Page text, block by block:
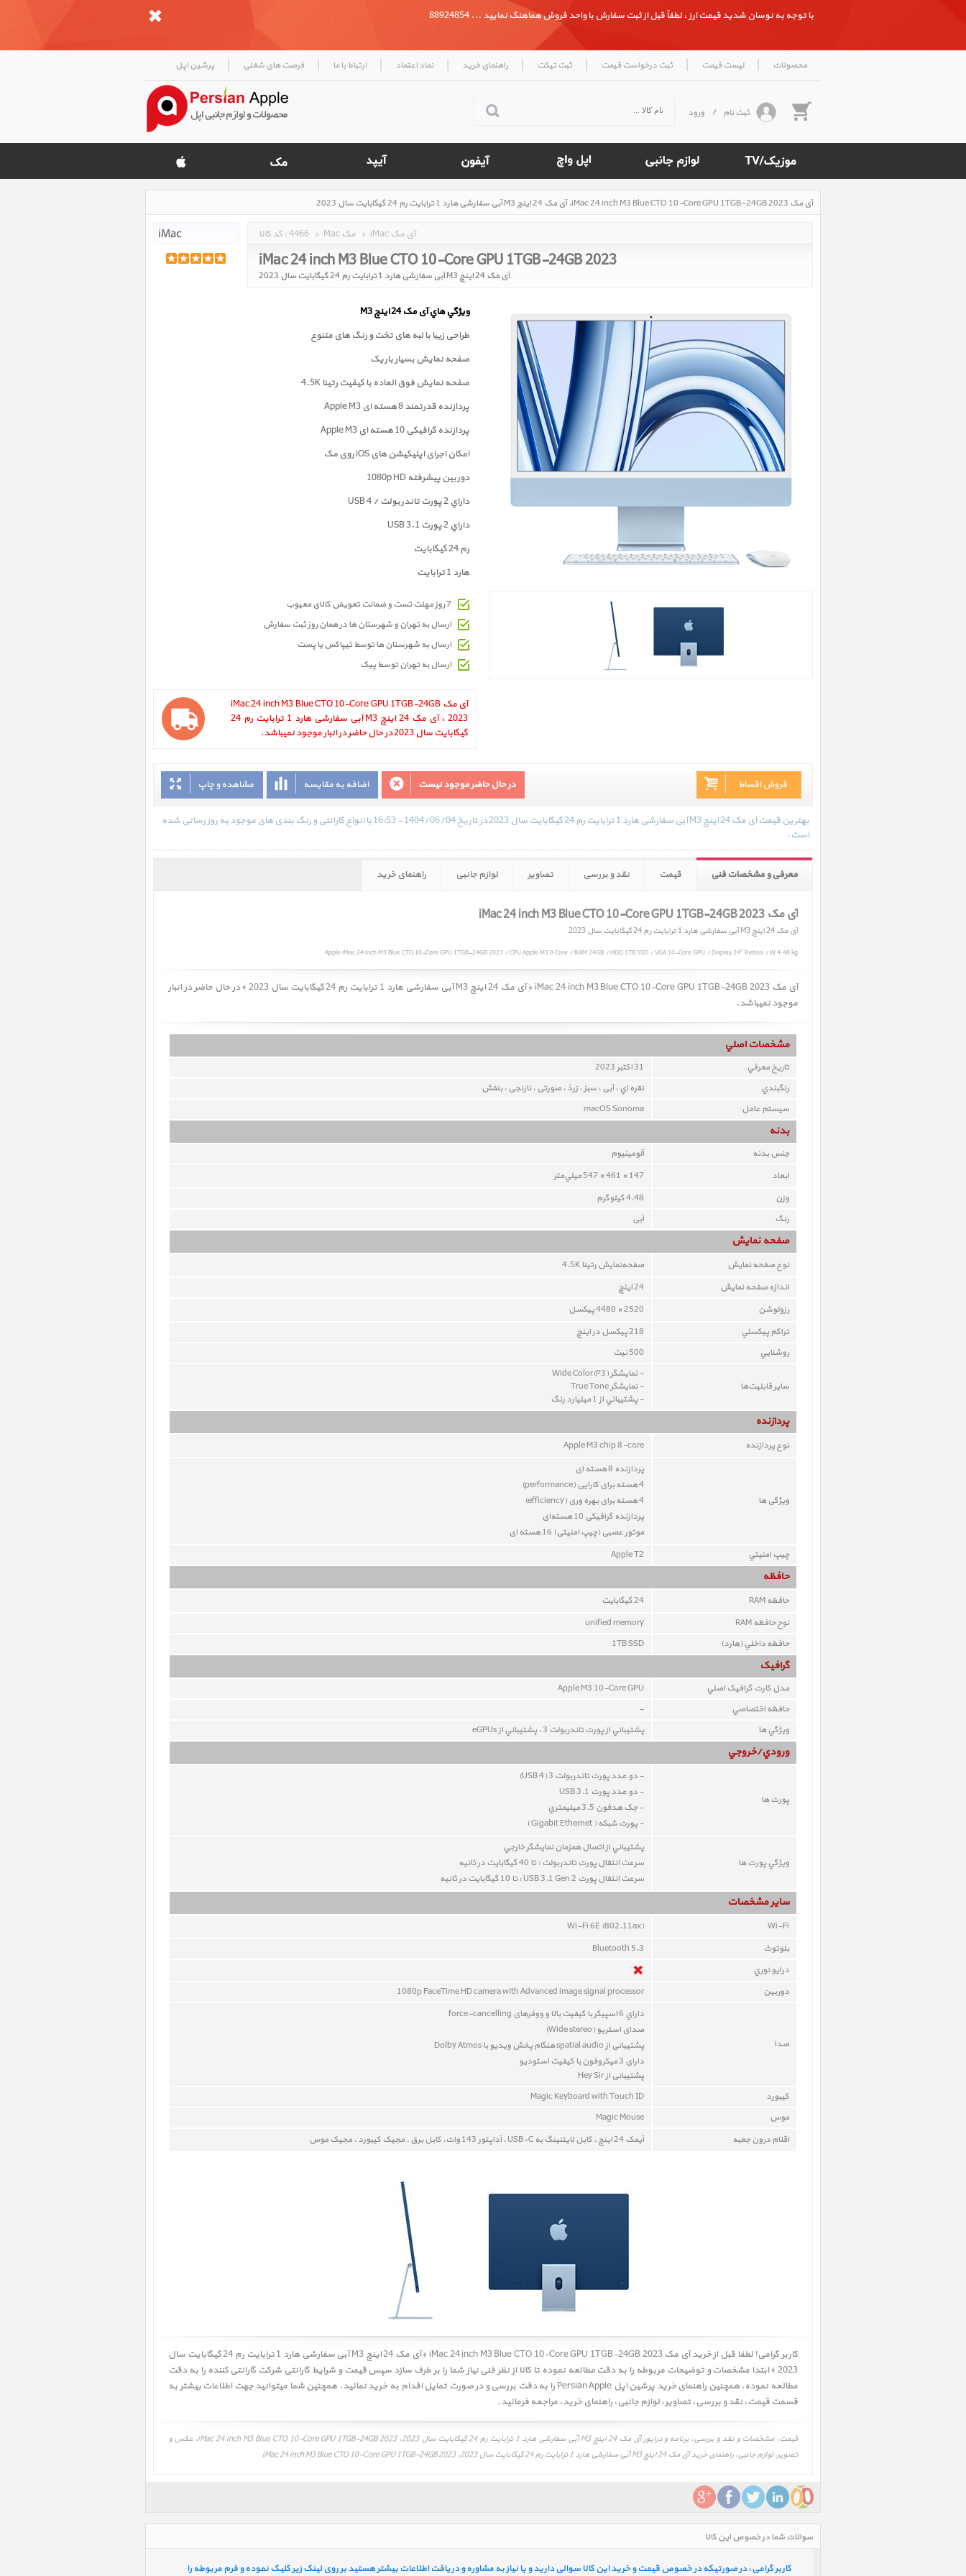
با توجه به نوسان شدید قیمت ارز ، لطفاً قبل از ثبت سفارش با واحد فروش هماهنگ نمایید ... 88924854
محصولات | لیست قیمت | ثبت درخواست قیمت | ثبت تیکت | راهنمای خرید | نماد اعتماد | ارتباط با ما | فرصت های شغلی | پرشین اپل
ثبت نام / ورود
آی مک iMac 24 inch M3 Blue CTO 10-Core GPU 1TGB-24GB 2023، آی مک 24 اینچ M3 آبی سفارشی هارد 1 ترابایت رم 24 گیگابایت سال 2023
Rated
کد کالا :4466 » Mac مک » iMac آی مک
iMac 24 inch M3 Blue CTO 10-Core GPU 1TGB-24GB 2023
آی مک 24 اینچ M3 آبی سفارشی هارد 1 ترابایت رم 24 گیگابایت سال 2023
ويژگي هاي آی مک 24 اينچ M3
طراحی زیبا با لبه های تخت و رنگ های متنوع
صفحه نمایش بسیار باریک
صفحه نمايش فوق العاده با کيفيت رتينا 4.5K
پردازنده قدرتمند 8 هسته ای Apple M3
پردازنده گرافیکی 10 هسته ای Apple M3
امکان اجرای اپلیکیشن های iOS روی مک
دوربین پیشرفته 1080p HD
داراي 2 پورت تاندربولت / USB 4
داراي 2 پورت USB 3.1
رم 24 گیگابایت
هارد 1 ترابایت
7 روز مهلت تست و ضمانت تعویض کالای معیوب
ارسال به تهران و شهرستان ها در همان روز ثبت سفارش
ارسال به شهرستان ها توسط تیپاکس یا پست
ارسال به تهران توسط پیک
آی مک iMac 24 inch M3 Blue CTO 10-Core GPU 1TGB-24GB
2023 ، آی مک 24 اینچ M3 آبی سفارشی هارد 1 ترابایت رم 24
گیگابایت سال 2023 در حال حاضر در انبار موجود نمیباشد.
مشاهده و چاپ اضافه به مقایسه در حال حاضر موجود نیست فروش اقساط
بهترین قیمت آی مک 24 اینچ M3 آبی سفارشی هارد 1 ترابایت رم 24 گیگابایت سال 2023 در تاریخ 1404/06/04 - 16:53 با انواع گارانتی و رنگ بندی های موجود به روز رسانی شده
است.
معرفی و مشخصات فنی قیمت نقد و بررسی تصاویر لوازم جانبی راهنمای خرید
آی مک iMac 24 inch M3 Blue CTO 10-Core GPU 1TGB-24GB 2023
آی مک 24 اینچ M3 آبی سفارشی هارد 1 ترابایت رم 24 گیگابایت سال 2023
Apple iMac 24 inch M3 Blue CTO 10-Core GPU 1TGB-24GB 2023 / CPU Apple M3 8 Core / RAM 24GB / HDD 1TB SSD / VGA 10-Core GPU / Display 24" Retina / W 4.48 kg
آی مک iMac 24 inch M3 Blue CTO 10-Core GPU 1TGB-24GB 2023 ﴿ آی مک 24 اینچ M3 آبی سفارشی هارد 1 ترابایت رم 24 گیگابایت سال 2023 ﴾ در حال حاضر در انبار
موجود نمیباشد.
مشخصات اصلي
تاريخ معرفي
31 اکتبر 2023
رنگبندي
نقره اي ، آبی ، سبز ، زرذ ، صورتی ، نارنجی ، بنفش
سيستم عامل
macOS Sonoma
بدنه
جنس بدنه
آلومينيوم
ابعاد
147 × 461 × 547 ميلي‌متر
وزن
4.48 کيلوگرم
رنگ
آبی
صفحه نمايش
نوع صفحه نمايش
صفحه‌نمايش رتينا 4.5K
اندازه صفحه نمايش
24 اينچ
رزولوشن
2520 × 4480 پيکسل
تراکم پيکسلي
218 پیکسل در اینچ
روشنايي
500 نيت
ساير قابليت‌ها
- نمايشگر Wide Color(P3)
- نمايشگر True Tone
- پشتيباني از 1 میلیارد رنگ
پردازنده
نوع پردازنده Apple M3 chip8-core
ویژگی ها
پردازنده 8 هسته ای
4 هسته برای کارایی (performance)
4 هسته برای بهره وری (
efficiency
)
پردازنده گرافیکی 10هسته‌ای
موتور عصبی (چیپ امنیتی) 16 هسته ای
چيپ امنيتي
Apple T2
حافظه
حافظه RAM 24گيگابايت
نوح حافظه RAM
unified memory
حافظه داخلي (هارد)
1TB SSD
گرافيک
مدل کارت گرافيک اصلي
Apple M3 10-Core GPU
حافظه اختصاصي
-
ويژگي ها
پشتيباني از پورت تاندربولت 3 ، پشتيباني از eGPUs
ورودي/خروجي
پورت ها
- دو عدد پورت تاندربولت 3 (USB 4)
- دو عدد پورت USB 3.1
- جک هدفون 3.5 ميليمتري
- پورت شبکه ( Gigabit Ethernet )
ويژگي پورت ها
پشتيباني از اتصال همزمان نمايشگر خارجي
سرعت انتقال پورت تاندربولت : تا 40 گيگابايت در ثانيه
سرعت انتقال پورت USB 3.1 Gen 2 : تا 10 گيگابايت در ثانيه
ساير مشخصات
Wi-Fi
Wi-Fi 6E (802.11ax)
بلوتوث
Bluetooth 5.3
درايو نوري
دوربين
1080p FaceTime HD camera with Advanced image signal processor
صدا
داراي 6 اسپيکر با کیفیت بالا و ووفرهای force-cancelling
صدای استریو (Wide stereo)
پشتیبانی از spatial audio هنگام پخش ویدیو با Dolby Atmos
دارای 3 میکروفون با کیفیت استودیو
پشتیبانی از Hey Sir
کيبورد
Magic Keyboard with Touch ID
موس
Magic Mouse
اقلام درون جعبه
آيمک 24 اينچ ، کابل لايتنينگ به USB-C ، آداپتور 143 وات، کابل برق ، مجيک کيبورد ، مجيک موس
کاربر گرامی! لطفا قبل از خرید آی مک iMac 24 inch M3 Blue CTO 10-Core GPU 1TGB-24GB 2023 ﴿ آی مک 24 اینچ M3 آبی سفارشی هارد 1 ترابایت رم 24 گیگابایت سال
2023 ﴾ ابتدا مشخصات و توضیحات مربوطه را به دقت مطالعه نموده تا کالا از نظر فنی نیاز شما را بر طرف سازد سپس قیمت و شرایط گارانتی شرکت گارانتی کننده را به دقت
مطالعه نموده، همچنین راهنمای خرید پرشین اپل Persian Apple را به دقت بررسی و در صورت تمایل اقدام به خرید نمائید. همچنین شما میتوانید جهت اطلاعات بیشتر به
قسمت قیمت، نقد و بررسی، تصاویر، لوازم جانبی، راهنمای خرید، مراجعه فرمائید.
قیمت، مشخصات و نقد و بررسی، برنامه و درایور آی مک 24 اینچ M3 آبی سفارشی هارد 1 ترابایت رم 24 گیگابایت سال 2023، iMac 24 inch M3 Blue CTO 10-Core GPU 1TGB-24GB 2023، عکس و
تصویر، لوازم جانبی، راهنمای خرید آی مک 24 اینچ M3 آبی سفارشی هارد 1 ترابایت رم 24 گیگابایت سال 2023، iMac 24 inch M3 Blue CTO 10-Core GPU 1TGB-24GB 2023
سوالات شما در خصوص این کالا
کاربر گرامی، در صورتیکه در خصوص قیمت و خرید این کالا سوالی دارید و یا نیاز به مشاوره و دریافت اطلاعات بیشتر هستید بر روی لینک زیر کلیک نموده و فرم مربوطه را